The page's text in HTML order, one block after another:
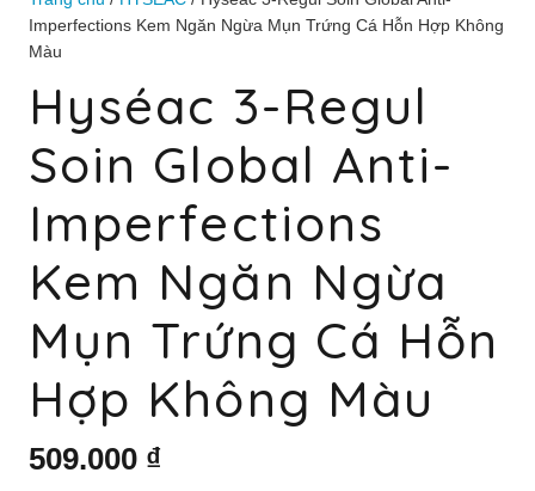
Imperfections Kem Ngăn Ngừa Mụn Trứng Cá Hỗn Hợp Không
Màu
Hyséac 3-Regul
Soin Global Anti-
Imperfections
Kem Ngăn Ngừa
Mụn Trứng Cá Hỗn
Hợp Không Màu
509.000 ₫